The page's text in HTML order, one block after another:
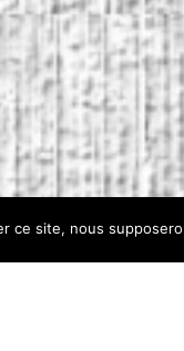
ce site, nous